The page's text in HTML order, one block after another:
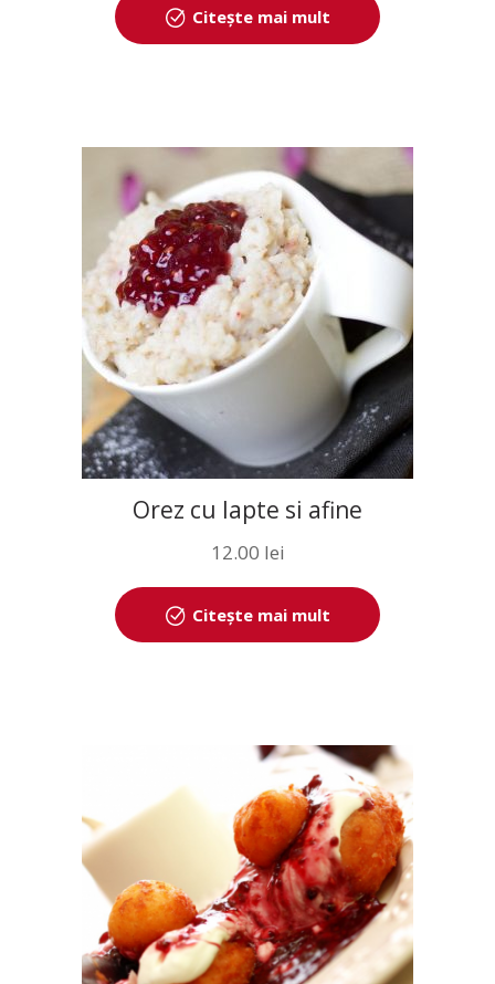
Citește mai mult
Orez cu lapte si afine
12.00 lei
Citește mai mult